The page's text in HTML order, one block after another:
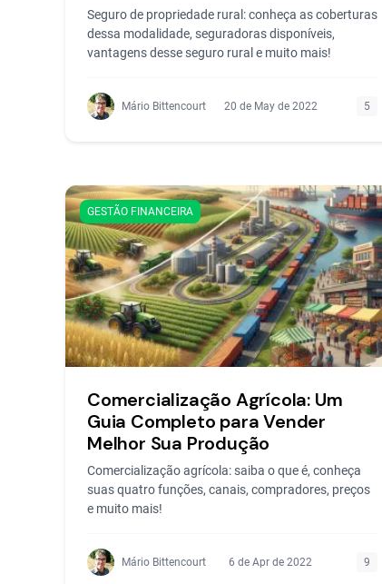
Seguro de propriedade rural: conheça as coberturas
dessa modalidade, seguradoras disponíveis,
vantagens desse seguro rural e muito mais!
Mário Bittencourt 20 de May de 2022 5
GESTÃO FINANCEIRA
Comercialização Agrícola: Um
Guia Completo para Vender
Melhor Sua Produção
Comercialização agrícola: saiba o que é, conheça
suas quatro funções, canais, compradores, preços
e muito mais!
Mário Bittencourt 6 de Apr de 2022 9